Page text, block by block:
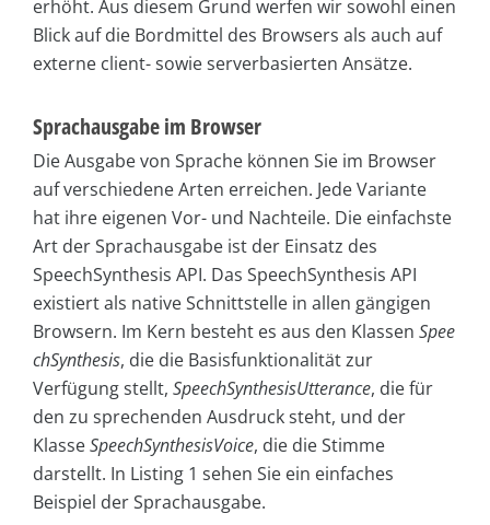
erhöht. Aus diesem Grund werfen wir sowohl einen
Blick auf die Bordmittel des Browsers als auch auf
externe client- sowie serverbasierten Ansätze.
Sprachausgabe im Browser
Die Ausgabe von Sprache können Sie im Browser
auf verschiedene Arten erreichen. Jede Variante
hat ihre eigenen Vor- und Nachteile. Die einfachste
Art der Sprachausgabe ist der Einsatz des
SpeechSynthesis API. Das SpeechSynthesis API
existiert als native Schnittstelle in allen gängigen
Browsern. Im Kern besteht es aus den Klassen Spee
chSynthesis, die die Basisfunktionalität zur
Verfügung stellt, SpeechSynthesisUtterance, die für
den zu sprechenden Ausdruck steht, und der
KlasseSpeechSynthesisVoice, die die Stimme
darstellt. In Listing 1 sehen Sie ein einfaches
Beispiel der Sprachausgabe.